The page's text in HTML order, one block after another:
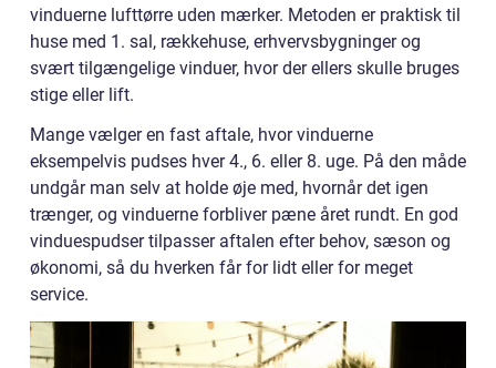
vinduerne lufttørre uden mærker. Metoden er praktisk til
huse med 1. sal, rækkehuse, erhvervsbygninger og
svært tilgængelige vinduer, hvor der ellers skulle bruges
stige eller lift.
Mange vælger en fast aftale, hvor vinduerne
eksempelvis pudses hver 4., 6. eller 8. uge. På den måde
undgår man selv at holde øje med, hvornår det igen
trænger, og vinduerne forbliver pæne året rundt. En god
vinduespudser tilpasser aftalen efter behov, sæson og
økonomi, så du hverken får for lidt eller for meget
service.